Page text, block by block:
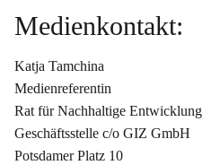
Medienkontakt:
Katja Tamchina
Medienreferentin
Rat für Nachhaltige Entwicklung
Geschäftsstelle c/o GIZ GmbH
Potsdamer Platz 10